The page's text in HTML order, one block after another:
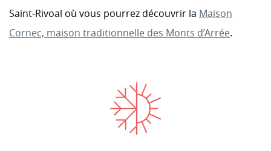
Saint-Rivoal où vous pourrez découvrir la Maison
Cornec, maison traditionnelle des Monts d’Arrée.